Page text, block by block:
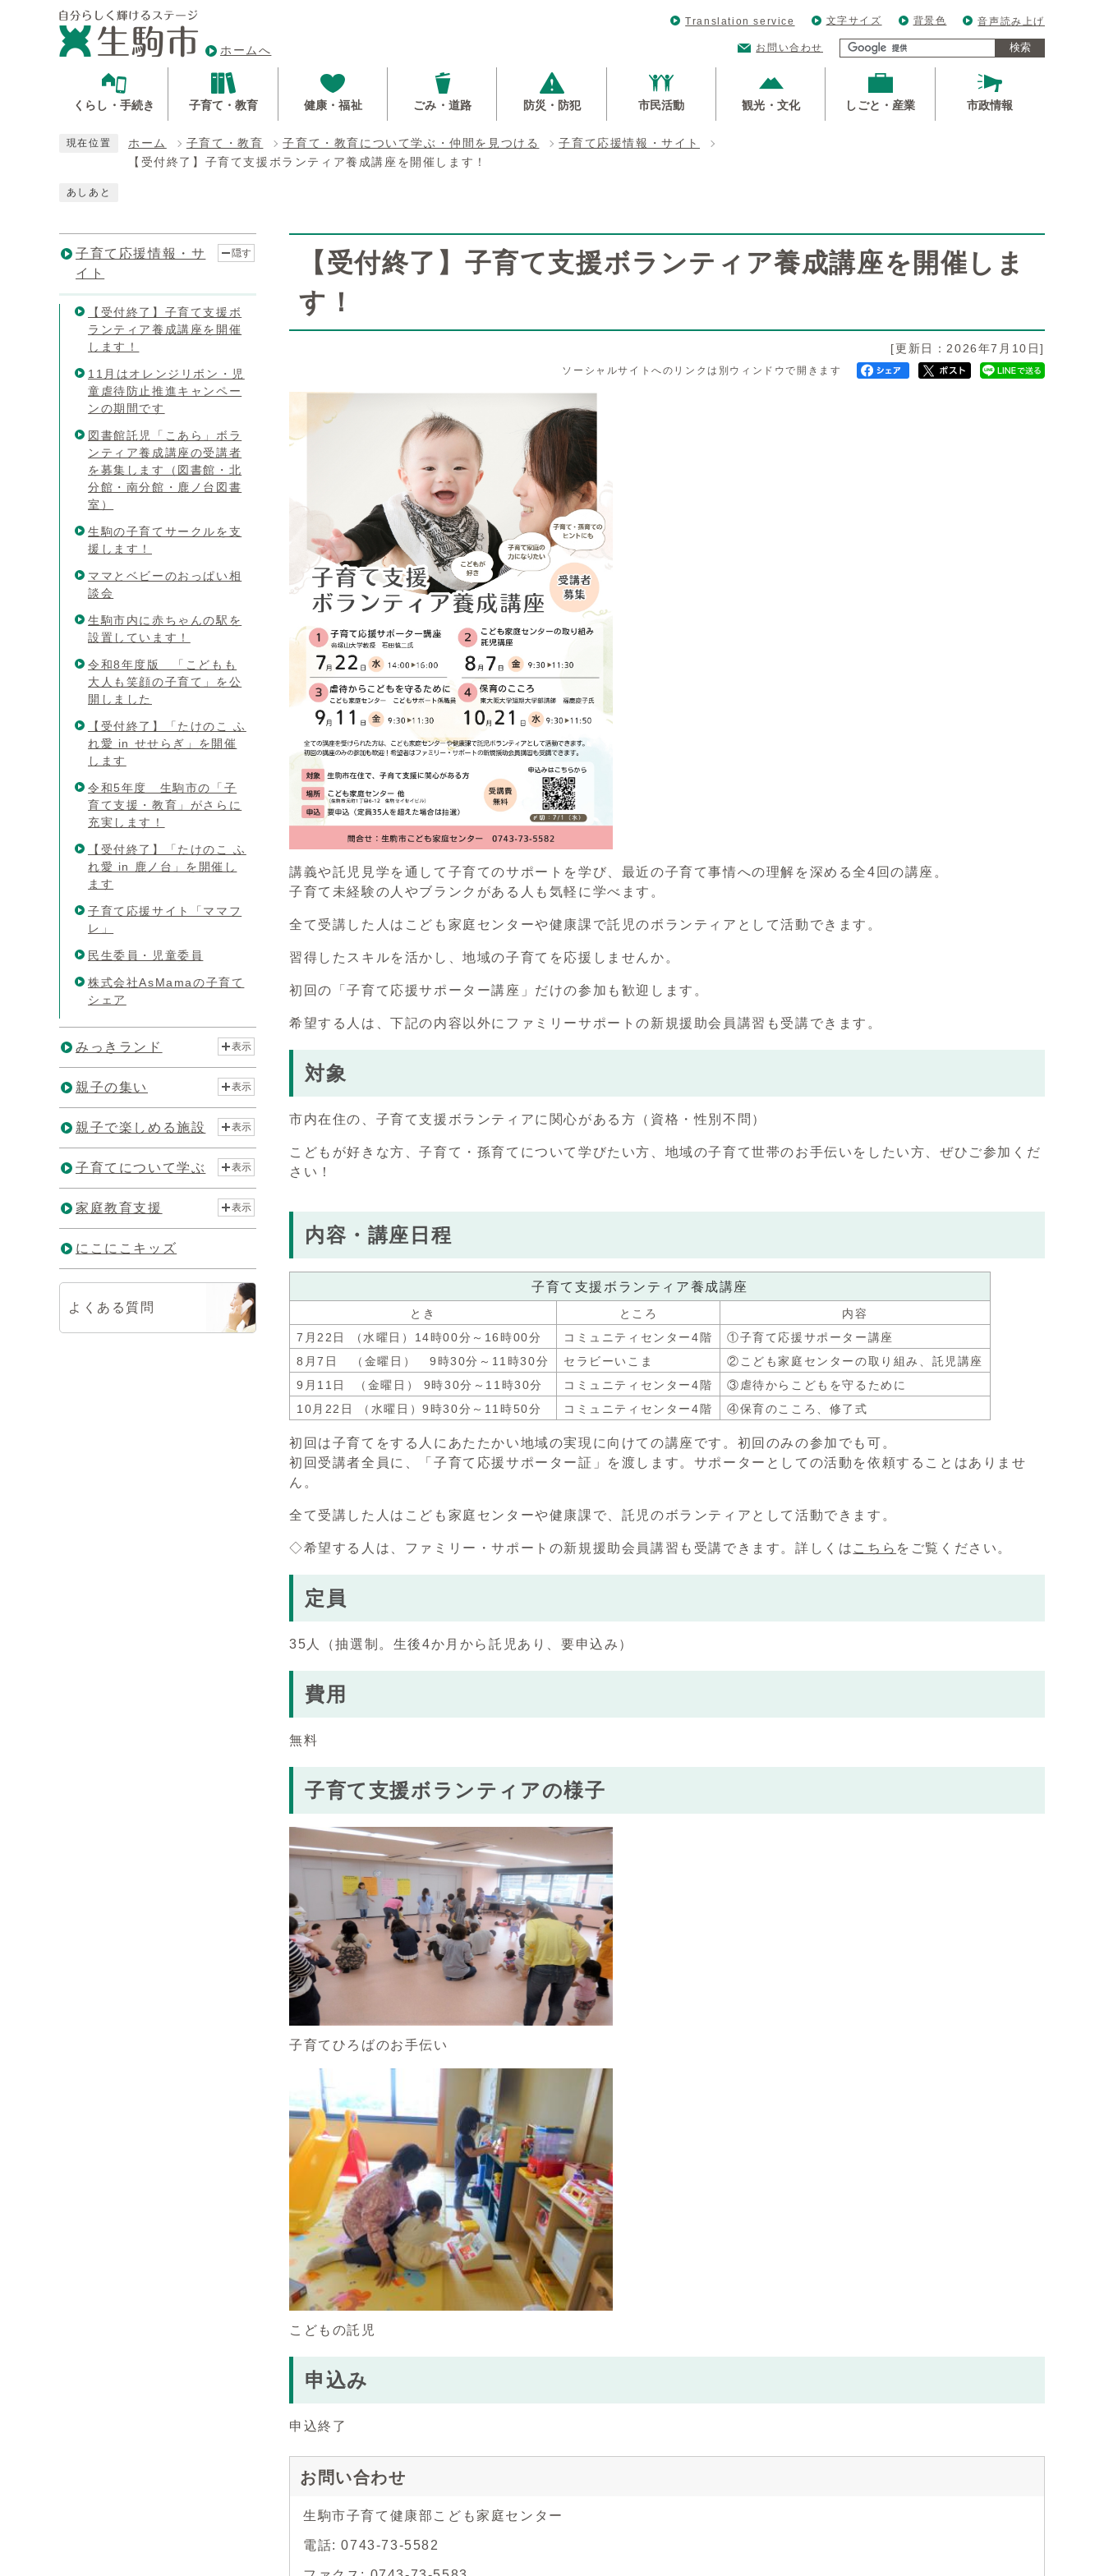
ホームへ
Translation service 文字サイズ 背景色 音声読み上げ
お問い合わせ 検索
くらし・手続き 子育て・教育 健康・福祉 ごみ・道路 防災・防犯 市民活動 観光・文化 しごと・産業 市政情報
現在位置 ホーム 子育て・教育 子育て・教育について学ぶ・仲間を見つける
子育て応援情報・サイト
【受付終了】子育て支援ボランティア養成講座を開催します！
あしあと
【受付終了】子育て支援ボランティア養成講座を開催しま
す！
[更新日：2026年7月10日]
ソーシャルサイトへのリンクは別ウィンドウで開きます
講義や託児見学を通して子育てのサポートを学び、最近の子育て事情への理解を深める全4回の講座。
子育て未経験の人やブランクがある人も気軽に学べます。
全て受講した人はこども家庭センターや健康課で託児のボランティアとして活動できます。
習得したスキルを活かし、地域の子育てを応援しませんか。
初回の「子育て応援サポーター講座」だけの参加も歓迎します。
希望する人は、下記の内容以外にファミリーサポートの新規援助会員講習も受講できます。
対象
市内在住の、子育て支援ボランティアに関心がある方（資格・性別不問）
こどもが好きな方、子育て・孫育てについて学びたい方、地域の子育て世帯のお手伝いをしたい方、ぜひご参加くだ
さい！
内容・講座日程
子育て支援ボランティア養成講座
とき ところ
内容
7月22日 （水曜日）14時00分～16時00分
コミュニティセンター4階
①子育て応援サポーター講座
8月7日 （金曜日） 9時30分～11時30分
セラビーいこま
②こども家庭センターの取り組み、託児講座
9月11日 （金曜日） 9時30分～11時30分
コミュニティセンター4階
③虐待からこどもを守るために
10月22日 （水曜日）9時30分～11時50分
コミュニティセンター4階 ④保育のこころ、修了式
初回は子育てをする人にあたたかい地域の実現に向けての講座です。初回のみの参加でも可。
初回受講者全員に、「子育て応援サポーター証」を渡します。サポーターとしての活動を依頼することはありませ
ん。
全て受講した人はこども家庭センターや健康課で、託児のボランティアとして活動できます。
◇希望する人は、ファミリー・サポートの新規援助会員講習も受講できます。詳しくは こちら をご覧ください。
定員
35人（抽選制。生後4か月から託児あり、要申込み）
費用
無料
子育て支援ボランティアの様子
子育てひろばのお手伝い
こどもの託児
申込み
申込終了
お問い合わせ
生駒市子育て健康部こども家庭センター
電話: 0743-73-5582
子育て応援情報・サ
イト
隠す
【受付終了】子育て支援ボ
ランティア養成講座を開催
します！
11月はオレンジリボン・児
童虐待防止推進キャンペー
ンの期間です
図書館託児「こあら」ボラ
ンティア養成講座の受講者
を募集します（図書館・北
分館・南分館・鹿ノ台図書
室）
生駒の子育てサークルを支
援します！
ママとベビーのおっぱい相
談会
生駒市内に赤ちゃんの駅を
設置しています！
令和8年度版 「こどもも
大人も笑顔の子育て」を公
開しました
【受付終了】「たけのこ ふ
れ愛 in せせらぎ」を開催
します
令和5年度 生駒市の「子
育て支援・教育」がさらに
充実します！
【受付終了】「たけのこ ふ
れ愛 in 鹿ノ台」を開催し
ます
子育て応援サイト「ママフ
レ」
民生委員・児童委員
株式会社AsMamaの子育て
シェア
みっきランド 表示
親子の集い 表示
親子で楽しめる施設 表示
子育てについて学ぶ 表示
家庭教育支援 表示
にこにこキッズ
よくある質問